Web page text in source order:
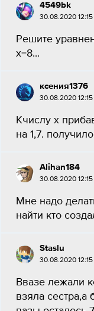
4549bk
30.08.2020 12:15
Решите
х=8...
ксения1376
30.08.2020 12:15
Кчислу x
на 1,7.
Alihan184
30.08.2020 12:15
Мне надо
найти кто
Staslu
30.08.2020 12:15
Ввазе лежали
взяла сестра,а